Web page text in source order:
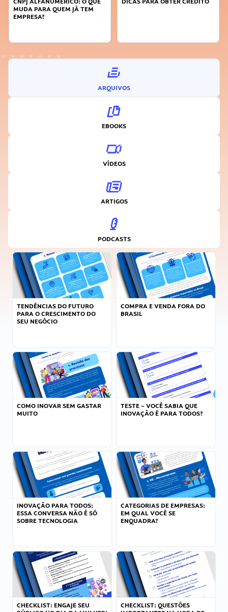
PARA QUEM JÁ TEM
ARQUIVOS
EBOOKS
VÍDEOS
ARTIGOS
PODCASTS
TENDÊNCIAS DO FUTURO
PARA O CRESCIMENTO DO
SEU NEGÓCIO
COMPRA E VENDA FORA DO
BRASIL
COMO INOVAR SEM GASTAR
MUITO
TESTE – VOCÊ SABIA QUE
INOVAÇÃO É PARA TODOS?
INOVAÇÃO PARA TODOS:
ESSA CONVERSA NÃO É SÓ
SOBRE TECNOLOGIA
CATEGORIAS DE EMPRESAS:
EM QUAL VOCÊ SE
ENQUADRA?
CHECKLIST: ENGAJE SEU
CHECKLIST: QUESTÕES